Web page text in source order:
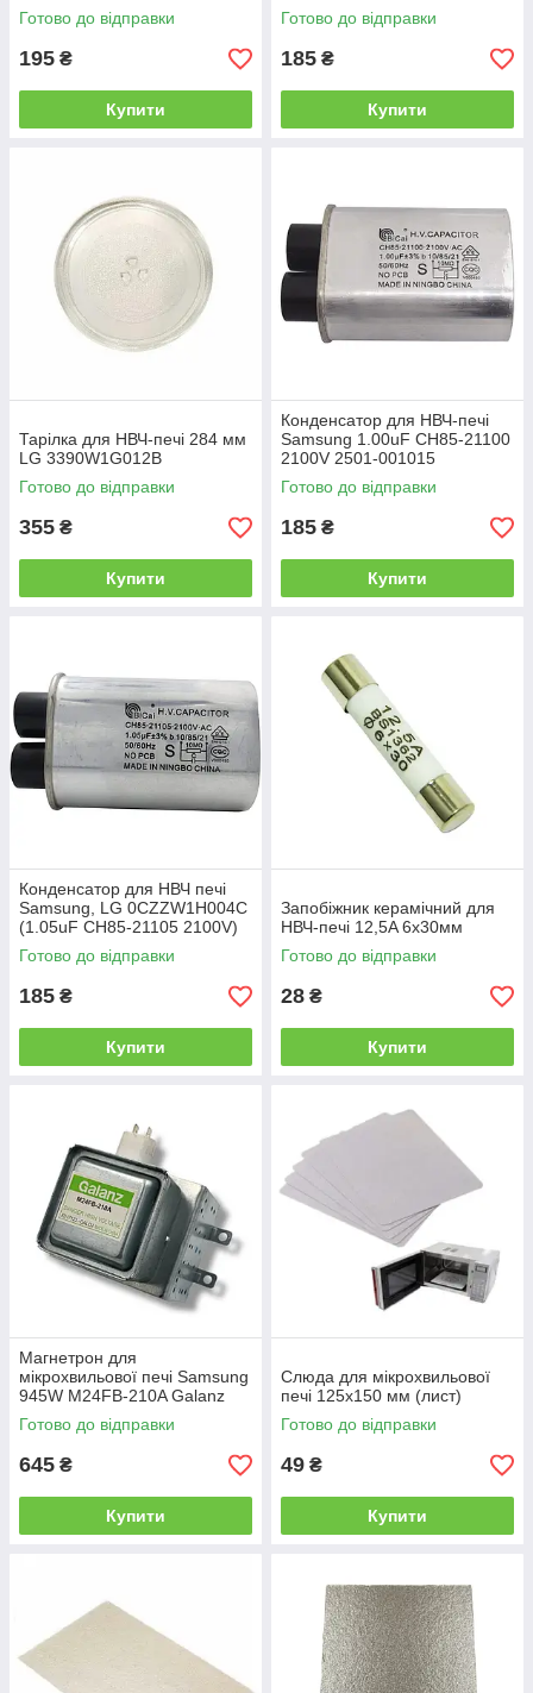
Готово до відправки
195 ₴
Купити
Готово до відправки
185 ₴
Купити
Тарілка для НВЧ-печі 284 мм
LG 3390W1G012B
Готово до відправки
355 ₴
Купити
Конденсатор для НВЧ-печі
Samsung 1.00uF CH85-21100
2100V 2501-001015
Готово до відправки
185 ₴
Купити
Конденсатор для НВЧ печі
Samsung, LG 0CZZW1H004C
(1.05uF CH85-21105 2100V)
Готово до відправки
185 ₴
Купити
Запобіжник керамічний для
НВЧ-печі 12,5A 6x30мм
Готово до відправки
28 ₴
Купити
Магнетрон для
мікрохвильової печі Samsung
945W M24FB-210A Galanz
Готово до відправки
645 ₴
Купити
Слюда для мікрохвильової
печі 125х150 мм (лист)
Готово до відправки
49 ₴
Купити